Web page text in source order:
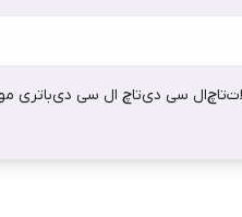
تاچال سی دیتاچ ال سی دیباتری